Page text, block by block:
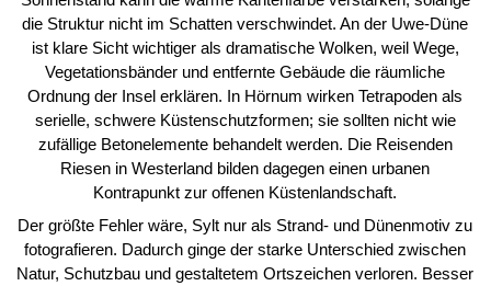
die Struktur nicht im Schatten verschwindet. An der Uwe-Düne
ist klare Sicht wichtiger als dramatische Wolken, weil Wege,
Vegetationsbänder und entfernte Gebäude die räumliche
Ordnung der Insel erklären. In Hörnum wirken Tetrapoden als
serielle, schwere Küstenschutzformen; sie sollten nicht wie
zufällige Betonelemente behandelt werden. Die Reisenden
Riesen in Westerland bilden dagegen einen urbanen
Kontrapunkt zur offenen Küstenlandschaft.
Der größte Fehler wäre, Sylt nur als Strand- und Dünenmotiv zu
fotografieren. Dadurch ginge der starke Unterschied zwischen
Natur, Schutzbau und gestaltetem Ortszeichen verloren. Besser